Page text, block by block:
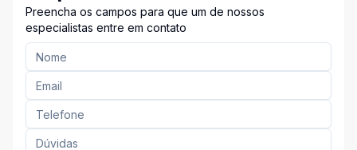
Preencha os campos para que um de nossos
especialistas entre em contato